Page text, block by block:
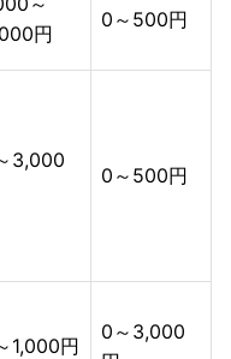
円
0～500円
3,000
0～500円
1,000円
0～3,000